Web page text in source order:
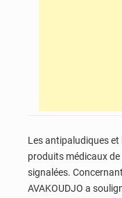
Les antipaludiques
produits médicaux
signalées.
AVAKOUDJO a